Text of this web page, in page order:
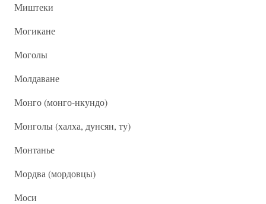
Миштеки
Могикане
Моголы
Молдаване
Монго (монго-нкундо)
Монголы (халха, дунсян, ту)
Монтанье
Мордва (мордовцы)
Моси